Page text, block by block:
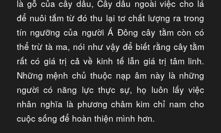
là gỗ của cây dâu, Cây dâu ngoài việc cho lá
để nuôi tắm từ đó thu lại tơ chất lượng ra trong
tín ngưỡng của người Á Đông cây tằm còn có
thể trừ tà ma, nói như vậy để biết rằng cây tằm
rất có giá trị cả về kinh tế lẫn giá trị tâm linh.
Những mệnh chủ thuộc nạp âm này là những
người có năng lực thực sự, họ luôn lấy việc
nhân nghĩa là phương châm kim chỉ nam cho
cuộc sống để hoàn thiện mình hơn.